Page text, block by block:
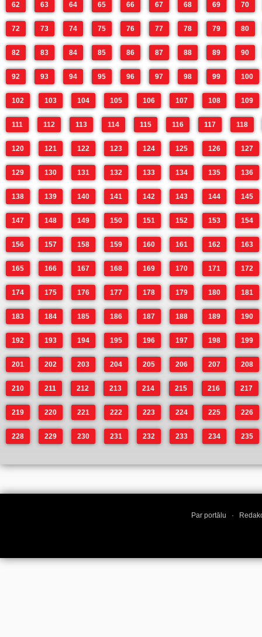
62 63 64 65 66 67 68 69 70
72 73 74 75 76 77 78 79 80
82 83 84 85 86 87 88 89 90
92 93 94 95 96 97 98 99 100
102 103 104 105 106 107 108 109
111 112 113 114 115 116 117 118
120 121 122 123 124 125 126 127
129 130 131 132 133 134 135 136
138 139 140 141 142 143 144 145
147 148 149 150 151 152 153 154
156 157 158 159 160 161 162 163
165 166 167 168 169 170 171 172
174 175 176 177 178 179 180 181
183 184 185 186 187 188 189 190
192 193 194 195 196 197 198 199
201 202 203 204 205 206 207 208
210 211 212 213 214 215 216 217
219 220 221 222 223 224 225 226
228 229 230 231 232 233 234 235
Par portālu ·